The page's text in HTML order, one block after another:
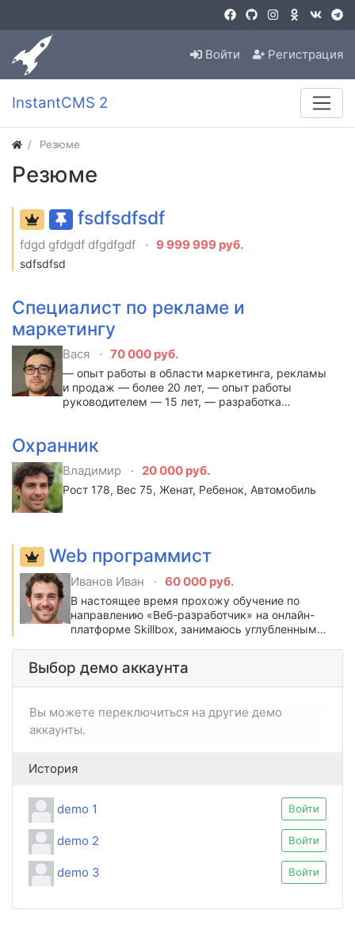
Войти Регистрация
InstantCMS 2
Резюме
Резюме
fsdfsdfsdf
fdgd gfdgdf dfgdfgdf 9 999 999 руб.
sdfsdfsd
Специалист по рекламе и
маркетингу
Вася 70 000 руб.
— опыт работы в области маркетинга, рекламы
и продаж — более 20 лет, — опыт работы
руководителем — 15 лет, — разработка
коммуникаций с 1998 года
Охранник
Владимир 20 000 руб.
Рост 178, Вес 75, Женат, Ребенок, Автомобиль
Web программист
Иванов Иван 60 000 руб.
В настоящее время прохожу обучение по
направлению «Веб-разработчик» на онлайн-
платформе Skillbox, занимаюсь углубленным
верстки. Также прохожу обучение в
магистратуре по направлению «Информатика
«Информационные технологии в задачах
управления и обработки информации».
Выбор демо аккаунта
Вы можете переключиться на другие демо
аккаунты.
История
demo 1 Войти
demo 2 Войти
demo 3 Войти